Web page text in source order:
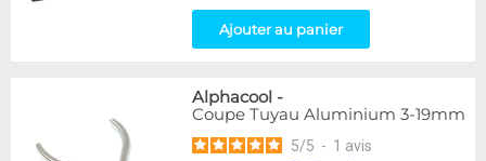
Ajouter au panier
Alphacool -
Coupe Tuyau Aluminium 3-19mm
5/5 - 1 avis